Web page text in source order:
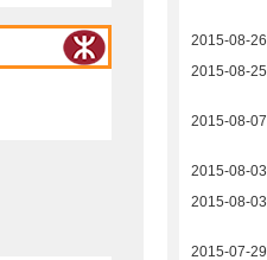
2015-08-26
2015-08-25
2015-08-07
2015-08-03
2015-08-03
2015-07-29